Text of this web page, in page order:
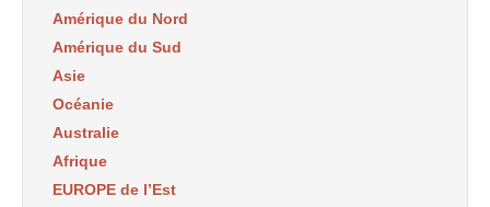
Amérique du Nord
Amérique du Sud
Asie
Océanie
Australie
Afrique
EUROPE de l’Est